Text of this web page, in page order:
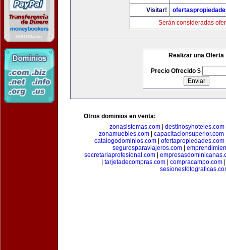
Visitar!
Serán consideradas
Realizar una Oferta
Precio Ofrecido $
Otros dominios en venta:
zonasistemas.com| destinosyhoteles.com
zonamuebles.com| capacitacionsuperior.com
catalogodominios.com| ofertapropiedades.com
segurosparaviajeros.com
secretariaprofesional.com|
tarjetadecompras.com compracampo.com